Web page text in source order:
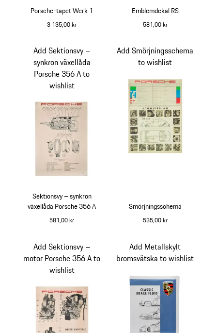
Porsche-tapet Werk 1
3 135,00 kr
Emblemdekal RS
581,00 kr
Sektionsvy – synkron
växellåda Porsche 356 A
581,00 kr
Add Sektionsvy –
synkron växellåda
Porsche 356 A to
wishlist
Smörjningsschema
535,00 kr
Add Smörjningsschema
to wishlist
Add Sektionsvy –
motor Porsche 356 A to
wishlist
Add Metallskylt
bromsvätska to wishlist